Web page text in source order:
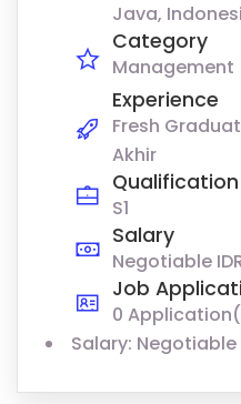
Java,
Category
Management
Experience
Fresh
Akhir
Qualification
S1
Salary
Negotiable
Job
0
Salary: Negotiable